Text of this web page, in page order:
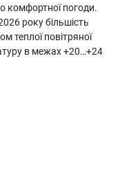
комфортної погоди.
року більшість
теплої повітряної
в межах +20…+24